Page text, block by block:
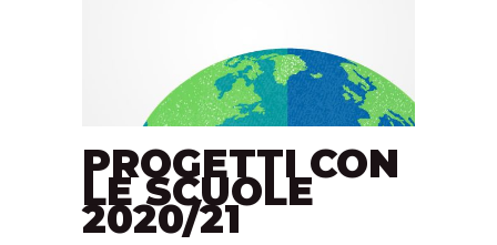
PROGETTI CON
LE SCUOLE
2020/21